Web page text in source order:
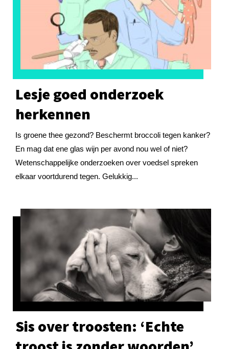
Lesje goed onderzoek
herkennen
Is groene thee gezond? Beschermt broccoli tegen kanker?
En mag dat ene glas wijn per avond nou wel of niet?
Wetenschappelijke onderzoeken over voedsel spreken
elkaar voortdurend tegen. Gelukkig...
Sis over troosten: ‘Echte